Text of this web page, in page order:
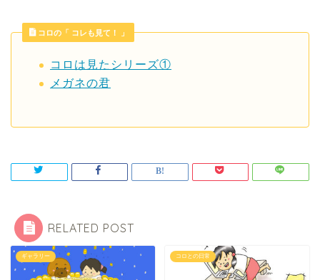
コロの「 コレも見て！ 」
コロは見たシリーズ①
メガネの君
RELATED POST
ギャラリー コロとの日常